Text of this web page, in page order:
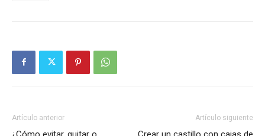
Artículo anterior Artículo siguiente